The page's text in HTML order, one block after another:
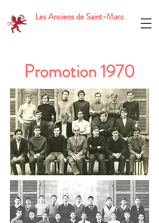
Les Anciens de Saint-Marc
Promotion 1970